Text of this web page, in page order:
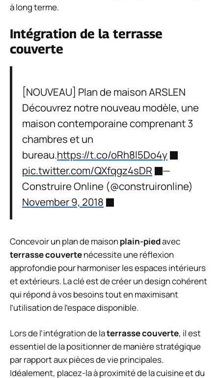
à long terme.
Intégration de la terrasse
couverte
[NOUVEAU] Plan de maison ARSLEN
Découvrez notre nouveau modèle, une
maison contemporaine comprenant 3
chambres et un
bureau.https://t.co/oRh8l5Do4y
pic.twitter.com/QXfqgz4sDR
—
Construire Online (@construironline)
November 9, 2018
Concevoir un plan de maison plain-piedavec
terrasse couvertenécessite une réflexion
approfondie pour harmoniser les espaces intérieurs
et extérieurs. La clé est de créer un design cohérent
qui répond à vos besoins tout en maximisant
l’utilisation de l’espace disponible.
Lors de l’intégration de laterrasse couverte, il est
essentiel de la positionner de manière stratégique
par rapport aux pièces de vie principales.
Idéalement, placez-la à proximité de la cuisine et du